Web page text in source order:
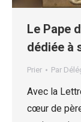
Le Pape
dédiée à
Prier Par
Avec la
cœur de